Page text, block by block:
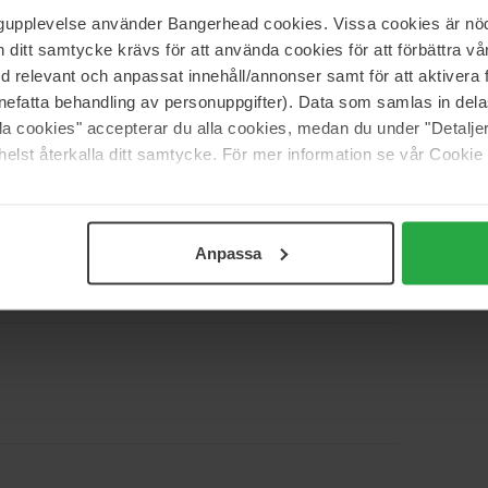
använder Bangerhead cookies. Vissa cookies är
ditt samtycke krävs för att använda cookies för att förbättra
relevant och anpassat innehåll/annonser samt för att aktivera
behandling av personuppgifter). Data som samlas in
cookies" accepterar du alla cookies, medan du under
återkalla ditt samtycke. För mer information se vår
Anpassa
nødt til at købe en ny. Jeg har aldrig fået så mange
jeg har, siden jeg begyndte at bruge denne. Jeg
til mig, og denne er så let, frisk og holder hele dagen.